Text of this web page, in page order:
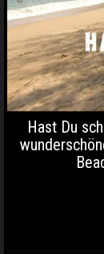
Hast Du